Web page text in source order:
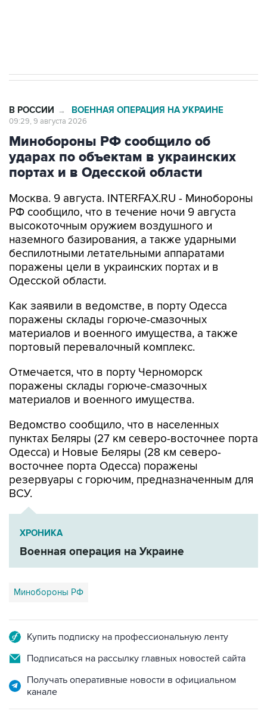
Минобороны РФ сообщило об
ударах по объектам в украинских
портах и в Одесской области
Москва. 9 августа. INTERFAX.RU - Минобороны
высокоточным оружием воздушного и
наземного базирования, а также ударными
беспилотными летательными аппаратами
поражены цели в украинских портах и в
Одесской области.
Как заявили в ведомстве, в порту Одесса
материалов и военного имущества, а также
портовый перевалочный комплекс.
Отмечается, что в порту Черноморск
материалов и военного имущества.
Ведомство сообщило, что в населенных
Одесса) и Новые Беляры (28 км северо-
восточнее порта Одесса) поражены
резервуары с горючим, предназначенным для
ВСУ.
ХРОНИКА
Военная операция на Украине
Минобороны РФ
Подписаться на рассылку главных новостей сайта
Получать оперативные новости в официальном